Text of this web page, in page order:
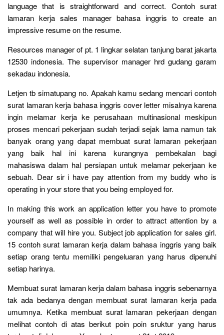
language that is straightforward and correct. Contoh surat
lamaran kerja sales manager bahasa inggris to create an
impressive resume on the resume.
Resources manager of pt. 1 lingkar selatan tanjung barat jakarta
12530 indonesia. The supervisor manager hrd gudang garam
sekadau indonesia.
Letjen tb simatupang no. Apakah kamu sedang mencari contoh
surat lamaran kerja bahasa inggris cover letter misalnya karena
ingin melamar kerja ke perusahaan multinasional meskipun
proses mencari pekerjaan sudah terjadi sejak lama namun tak
banyak orang yang dapat membuat surat lamaran pekerjaan
yang baik hal ini karena kurangnya pembekalan bagi
mahasiswa dalam hal persiapan untuk melamar pekerjaan ke
sebuah. Dear sir i have pay attention from my buddy who is
operating in your store that you being employed for.
In making this work an application letter you have to promote
yourself as well as possible in order to attract attention by a
company that will hire you. Subject job application for sales girl.
15 contoh surat lamaran kerja dalam bahasa inggris yang baik
setiap orang tentu memiliki pengeluaran yang harus dipenuhi
setiap harinya.
Membuat surat lamaran kerja dalam bahasa inggris sebenarnya
tak ada bedanya dengan membuat surat lamaran kerja pada
umumnya. Ketika membuat surat lamaran pekerjaan dengan
melihat contoh di atas berikut poin poin sruktur yang harus